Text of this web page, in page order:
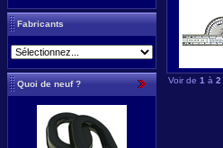
Fabricants
Quoi de neuf ? Voir de 1 à 2